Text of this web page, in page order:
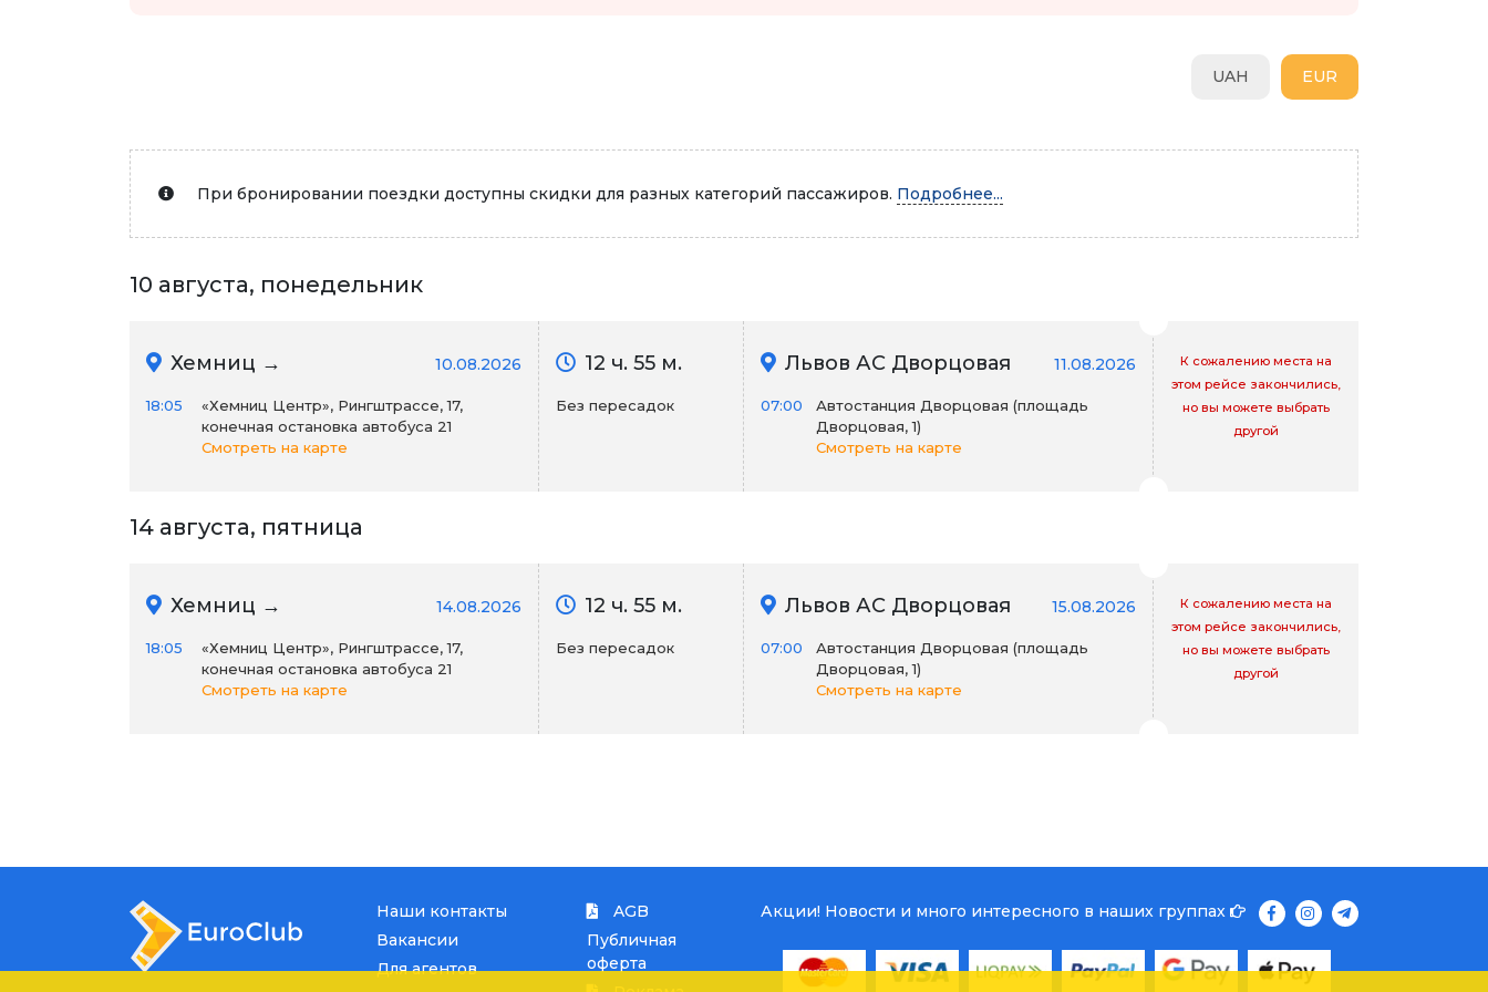
EUR
UAH
При бронировании поездки доступны скидки для разных категорий пассажиров. Подробнее...
10 августа, понедельник
Хемниц → 10.08.2026
18:05
«Хемниц Центр», Рингштрассе, 17,
конечная остановка автобуса 21
Смотреть на карте
12 ч. 55 м.
Без пересадок
Львов АС Дворцовая 11.08.2026
07:00
Автостанция Дворцовая (площадь
Дворцовая, 1)
Смотреть на карте
К сожалению места на
этом рейсе закончились,
но вы можете выбрать
другой
14 августа, пятница
Хемниц → 14.08.2026
18:05
«Хемниц Центр», Рингштрассе, 17,
конечная остановка автобуса 21
Смотреть на карте
12 ч. 55 м.
Без пересадок
Львов АС Дворцовая 15.08.2026
07:00
Автостанция Дворцовая (площадь
Дворцовая, 1)
Смотреть на карте
К сожалению места на
этом рейсе закончились,
но вы можете выбрать
другой
Наши контакты
Вакансии
Для агентов
AGB
Публичная
оферта
Акции! Новости и много интересного в наших группах